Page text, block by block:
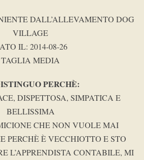
DALL’ALLEVAMENTO DOG
VILLAGE
IL: 2014-08-26
TAGLIA MEDIA
PERCHÈ:
DISPETTOSA, SIMPATICA E
BELLISSIMA
CHE NON VUOLE MAI
PERCHÈ È VECCHIOTTO E STO
L’APPRENDISTA CONTABILE, MI